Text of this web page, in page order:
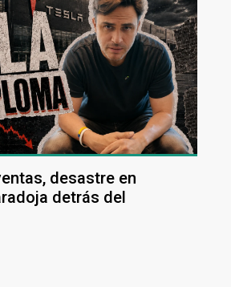
desastre en
detrás del